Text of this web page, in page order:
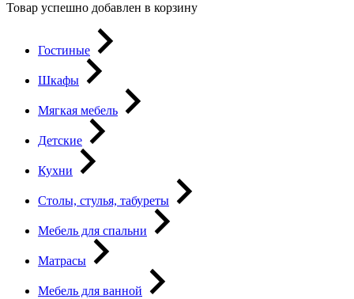
Товар успешно добавлен в корзину
Гостиные
Шкафы
Мягкая мебель
Детские
Кухни
Столы, стулья, табуреты
Мебель для спальни
Матрасы
Мебель для ванной